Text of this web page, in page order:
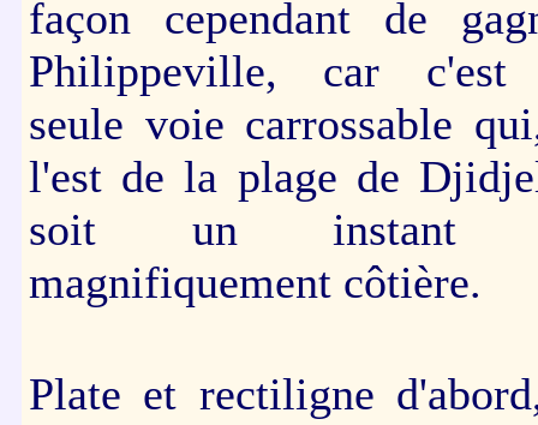
façon cependant de
Philippeville, car
seule voie carrossable
l'est de la plage de
soit un instant
magnifiquement côtière.
Plate et rectiligne